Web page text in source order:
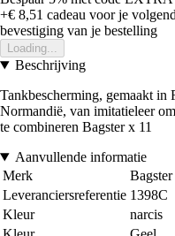
+€ 8,51 cadeau voor je
bevestiging van je bestelling
Loading...
Beschrijving
Tankbescherming, gemaakt
Normandië, van imitatieleer
te combineren Bagster x 11
Aanvullende informatie
Merk
Bagster
Leveranciersreferentie 1398C
Kleur
narcis